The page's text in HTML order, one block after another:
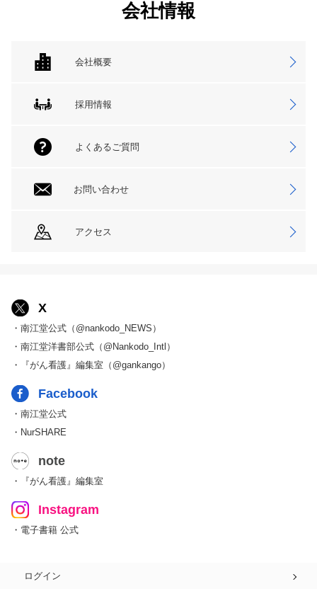
会社情報
会社概要
採用情報
よくあるご質問
お問い合わせ
アクセス
X
・南江堂公式（@nankodo_NEWS）
・南江堂洋書部公式（@Nankodo_Intl）
・『がん看護』編集室（@gankango）
Facebook
・南江堂公式
・NurSHARE
note
・『がん看護』編集室
Instagram
・電子書籍 公式
ログイン